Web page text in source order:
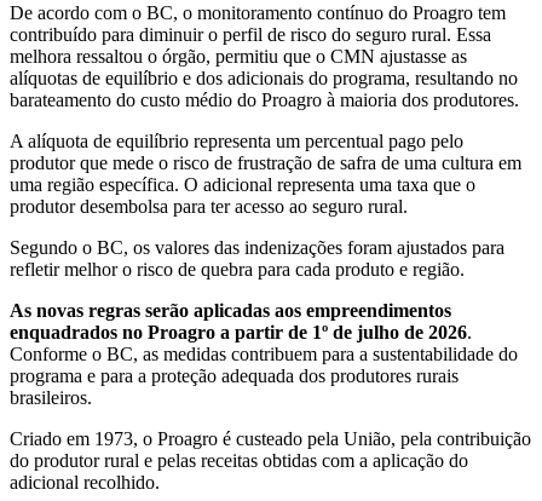
De acordo com o BC, o monitoramento contínuo do Proagro tem
contribuído para diminuir o perfil de risco do seguro rural. Essa
melhora ressaltou o órgão, permitiu que o CMN ajustasse as
alíquotas de equilíbrio e dos adicionais do programa, resultando no
barateamento do custo médio do Proagro à maioria dos produtores.
A alíquota de equilíbrio representa um percentual pago pelo
produtor que mede o risco de frustração de safra de uma cultura em
uma região específica. O adicional representa uma taxa que o
produtor desembolsa para ter acesso ao seguro rural.
Segundo o BC, os valores das indenizações foram ajustados para
refletir melhor o risco de quebra para cada produto e região.
As novas regras serão aplicadas aos empreendimentos
enquadrados no Proagro a partir de 1º de julho de 2026.
Conforme o BC, as medidas contribuem para a sustentabilidade do
programa e para a proteção adequada dos produtores rurais
brasileiros.
Criado em 1973, o Proagro é custeado pela União, pela contribuição
do produtor rural e pelas receitas obtidas com a aplicação do
adicional recolhido.